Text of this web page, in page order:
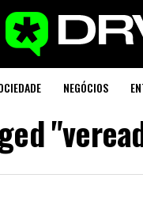
NEGÓCIOS